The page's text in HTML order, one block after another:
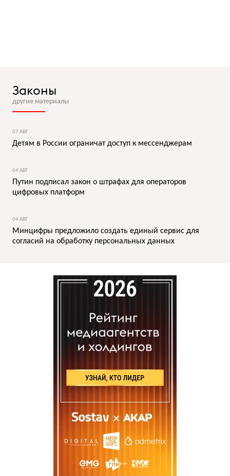
Законы
другие материалы
07 АВГ
Детям в России ограничат доступ к мессенджерам
04 АВГ
Путин подписал закон о штрафах для операторов
цифровых платформ
04 АВГ
Минцифры предложило создать единый сервис для
согласий на обработку персональных данных